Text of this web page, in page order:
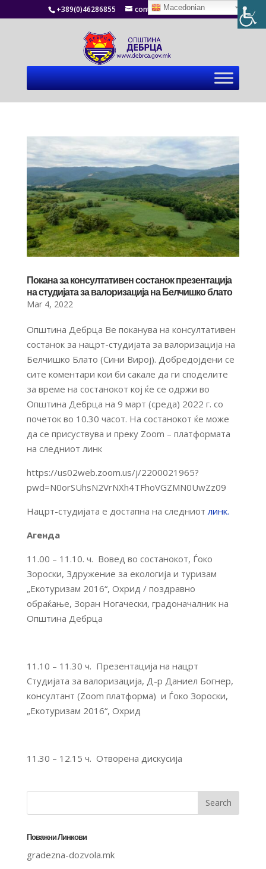
+389(0)46286855 contact@debrca.gov.mk
Покана за консултативен состанок презентација
на студијата за валоризација на Белчишко блато
Mar 4, 2022
Општина Дебрца Ве поканува на консултативен
состанок за нацрт-студијата за валоризација на
Белчишко Блато (Сини Вирој). Добредојдени се
сите коментари кои би сакале да ги споделите
за време на состанокот кој ќе се одржи во
Општина Дебрца на 9 март (среда) 2022 г. со
почеток во 10.30 часот. На состанокот ќе може
да се присуствува и преку Zoom – платформата
на следниот линк
https://us02web.zoom.us/j/2200021965?
pwd=N0orSUhsN2VrNXh4TFhoVGZMN0UwZz09
Нацрт-студијата е достапна на следниот линк.
Агенда
11.00 – 11.10. ч. Вовед во состанокот, Ѓоко
Зороски, Здружение за екологија и туризам
„Екотуризам 2016“, Охрид / поздравно
обраќање, Зоран Ногачески, градоначалник на
Општина Дебрца
11.10 – 11.30 ч. Презентација на нацрт
Студијата за валоризација, Д-р Даниел Богнер,
консултант (Zoom платформа) и Ѓоко Зороски,
„Екотуризам 2016“, Охрид
11.30 – 12.15 ч. Отворена дискусија
Поважни Линкови
gradezna-dozvola.mk
Macedonian